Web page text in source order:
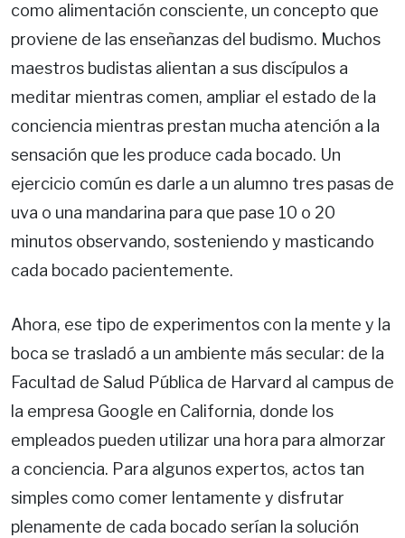
como alimentación consciente, un concepto que
proviene de las enseñanzas del budismo. Muchos
maestros budistas alientan a sus discípulos a
meditar mientras comen, ampliar el estado de la
conciencia mientras prestan mucha atención a la
sensación que les produce cada bocado. Un
ejercicio común es darle a un alumno tres pasas de
uva o una mandarina para que pase 10 o 20
minutos observando, sosteniendo y masticando
cada bocado pacientemente.
Ahora, ese tipo de experimentos con la mente y la
boca se trasladó a un ambiente más secular: de la
Facultad de Salud Pública de Harvard al campus de
la empresa Google en California, donde los
empleados pueden utilizar una hora para almorzar
a conciencia. Para algunos expertos, actos tan
simples como comer lentamente y disfrutar
plenamente de cada bocado serían la solución